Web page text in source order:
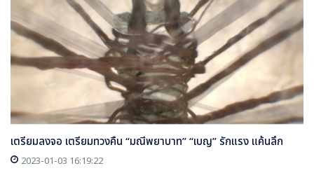
เตรียมลงจอ เตรียมทวงคืน “มณีพยาบาท” “เบญ” รักแรง แค้นลึก
2023-01-03 16:19:22